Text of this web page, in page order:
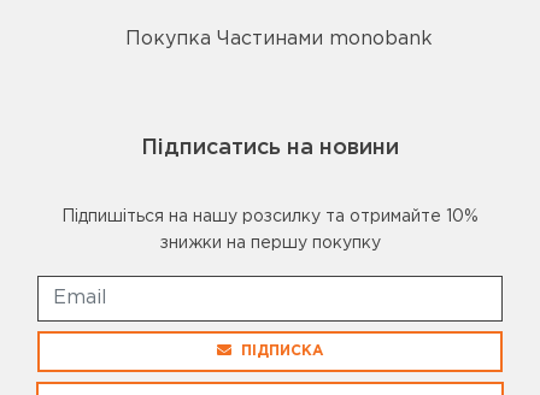
Покупка Частинами monobank
Підписатись на новини
Підпишіться на нашу розсилку та отримайте 10%
знижки на першу покупку
ПІДПИСКА